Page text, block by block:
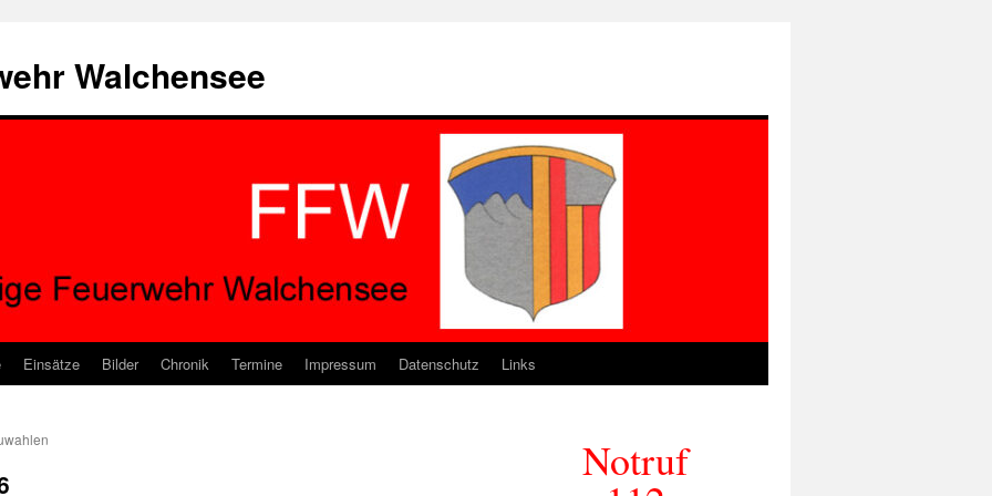
Walchensee
Einsätze Bilder Chronik Termine Impressum Datenschutz Links
Notruf